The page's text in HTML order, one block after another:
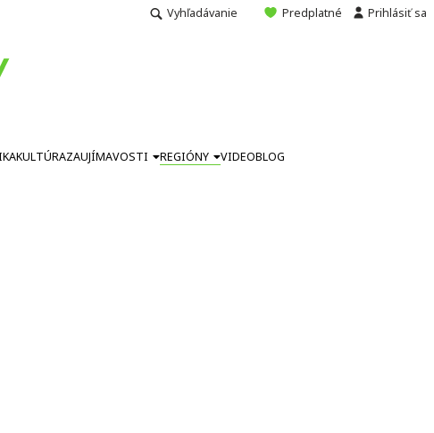
Vyhľadávanie Predplatné Prihlásiť sa
KULTÚRAZAUJÍMAVOSTI REGIÓNY VIDEOBLOG